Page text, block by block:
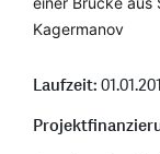
Kagermanov
Laufzeit: